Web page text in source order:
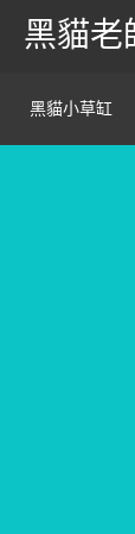
黑貓老
黑貓小草缸